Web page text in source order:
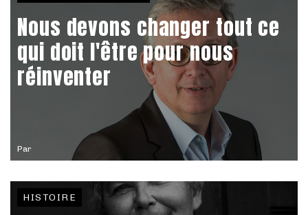
Par
Nous devons changer tout ce
qui doit l'être pour nous
réinventer
HISTOIRE